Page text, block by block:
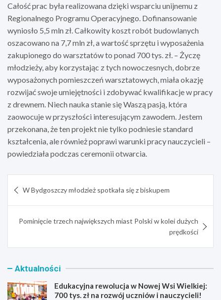
Całość prac była realizowana dzięki wsparciu unijnemu z
Regionalnego Programu Operacyjnego. Dofinansowanie
wyniosło 5,5 mln zł. Całkowity koszt robót budowlanych
oszacowano na 7,7 mln zł, a wartość sprzętu i wyposażenia
zakupionego do warsztatów to ponad 700 tys. zł. – Życzę
młodzieży, aby korzystając z tych nowoczesnych, dobrze
wyposażonych pomieszczeń warsztatowych, miała okazję
rozwijać swoje umiejętności i zdobywać kwalifikacje w pracy
z drewnem. Niech nauka stanie się Waszą pasją, która
zaowocuje w przyszłości interesującym zawodem. Jestem
przekonana, że ten projekt nie tylko podniesie standard
kształcenia, ale również poprawi warunki pracy nauczycieli –
powiedziała podczas ceremonii otwarcia.
wpisu
W Bydgoszczy młodzież spotkała się z biskupem
Pominięcie trzech największych miast Polski w kolei dużych
prędkości
Aktualności
Edukacyjna rewolucja w Nowej Wsi Wielkiej:
700 tys. zł na rozwój uczniów i nauczycieli!